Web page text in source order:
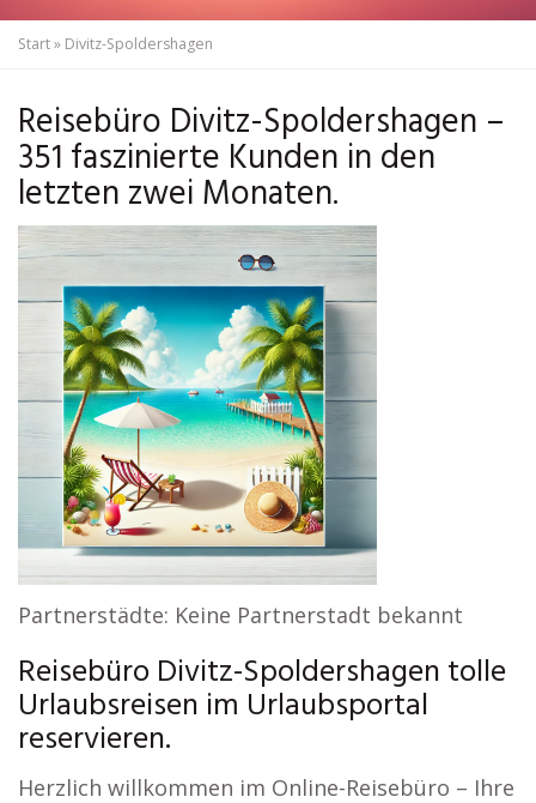
Start» Divitz-Spoldershagen
Reisebüro Divitz-Spoldershagen –
351 faszinierte Kunden in den
letzten zwei Monaten.
Partnerstädte: Keine Partnerstadt bekannt
Reisebüro Divitz-Spoldershagen tolle
Urlaubsreisen im Urlaubsportal
reservieren.
Herzlich willkommen im Online-Reisebüro – Ihre